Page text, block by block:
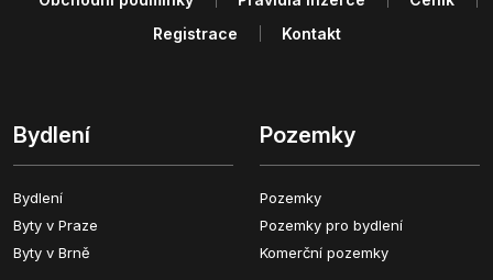
Bydlení
Bydlení
Byty v Praze
Byty v Brně
Pozemky
Pozemky
Pozemky pro bydlení
Komerční pozemky
Registrace
Kontakt